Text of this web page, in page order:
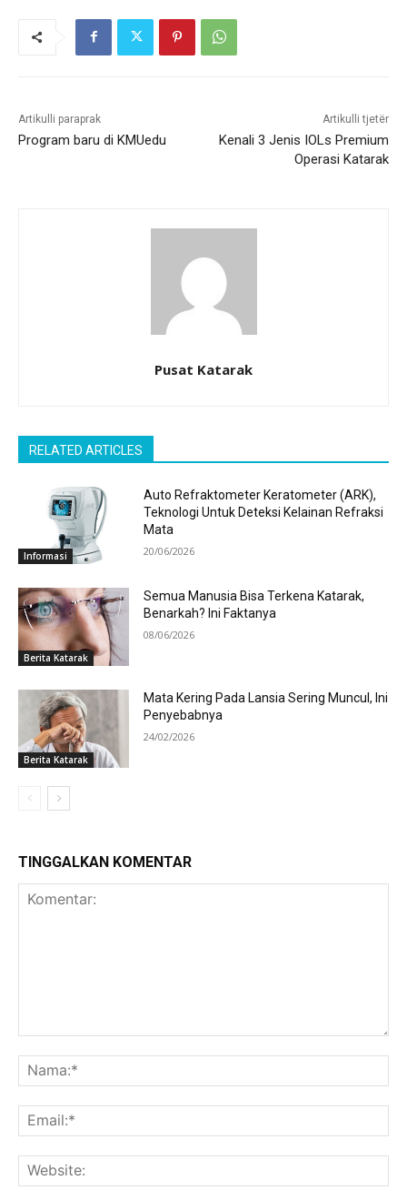
Artikulli paraprak
Program baru di KMUedu
Artikulli tjetër
Kenali 3 Jenis IOLs Premium
Operasi Katarak
Pusat Katarak
RELATED ARTICLES
Informasi
Auto Refraktometer Keratometer (ARK),
Teknologi Untuk Deteksi Kelainan Refraksi
Mata
20/06/2026
Berita Katarak
Semua Manusia Bisa Terkena Katarak,
Benarkah? Ini Faktanya
08/06/2026
Berita Katarak
Mata Kering Pada Lansia Sering Muncul, Ini
Penyebabnya
24/02/2026
TINGGALKAN KOMENTAR